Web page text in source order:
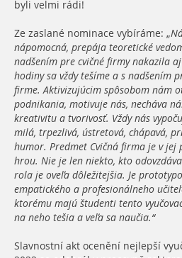
byli velmi rádi!
Ze zaslané nominace vybíráme: „
nápomocná, prepája teoretické
nadšením pre cvičné firmy nakazila
hodiny sa vždy tešíme a s nadšením
firme. Aktivizujúcim spôsobom nám
podnikania, motivuje nás, necháva
kreativitu a tvorivosť. Vždy nás
milá, trpezlivá, ústretová, chápavá,
humor. Predmet Cvičná firma je v jej
hrou. Nie je len niekto, kto
rola je oveľa dôležitejšia. Je
empatického a profesionálneho
ktorému majú študenti tento
na neho tešia a veľa sa naučia.“
Slavnostní akt ocenění nejlepší